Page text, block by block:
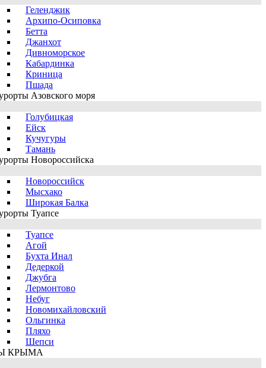
Геленджик
Архипо-Осиповка
Бетта
Джанхот
Дивноморское
Кабардинка
Криница
Пшада
Азовского моря
Голубицкая
Ейск
Кучугуры
Тамань
Новороссийска
Новороссийск
Мысхако
Широкая Балка
Туапсе
Туапсе
Агой
Бухта Инал
Дедеркой
Джубга
Лермонтово
Небуг
Новомихайловский
Ольгинка
Пляхо
Шепси
КРЫМА